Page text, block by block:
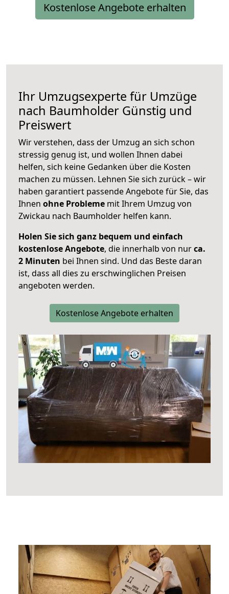
Kostenlose Angebote erhalten
Ihr Umzugsexperte für Umzüge
nach Baumholder Günstig und
Preiswert
Wir verstehen, dass der Umzug an sich schon
stressig genug ist, und wollen Ihnen dabei
helfen, sich keine Gedanken über die Kosten
machen zu müssen. Lehnen Sie sich zurück – wir
haben garantiert passende Angebote für Sie, das
Ihnen ohne Probleme mit Ihrem Umzug von
Zwickau nach Baumholder helfen kann.
Holen Sie sich ganz bequem und einfach
kostenlose Angebote, die innerhalb von nurca.
2 Minuten bei Ihnen sind. Und das Beste daran
ist, dass all dies zu erschwinglichen Preisen
angeboten werden.
Kostenlose Angebote erhalten